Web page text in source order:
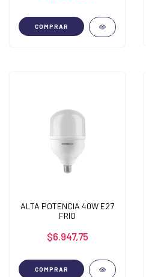
COMPRAR
ALTA POTENCIA 40W E27
FRIO
$6.947,75
COMPRAR